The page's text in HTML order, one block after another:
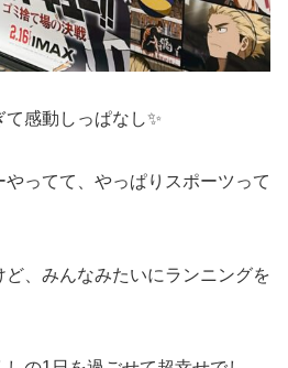
感動しっぱなし✨
ってて、やっぱりスポーツって
、みんなみたいにランニングを